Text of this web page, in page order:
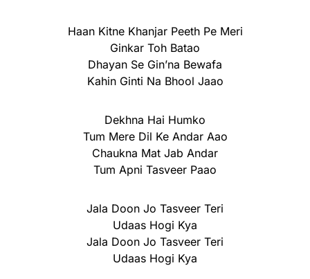
Haan Kitne Khanjar Peeth Pe Meri
Ginkar Toh Batao
Dhayan Se Gin’na Bewafa
Kahin Ginti Na Bhool Jaao
Dekhna Hai Humko
Tum Mere Dil Ke Andar Aao
Chaukna Mat Jab Andar
Tum Apni Tasveer Paao
Jala Doon Jo Tasveer Teri
Udaas Hogi Kya
Jala Doon Jo Tasveer Teri
Udaas Hogi Kya